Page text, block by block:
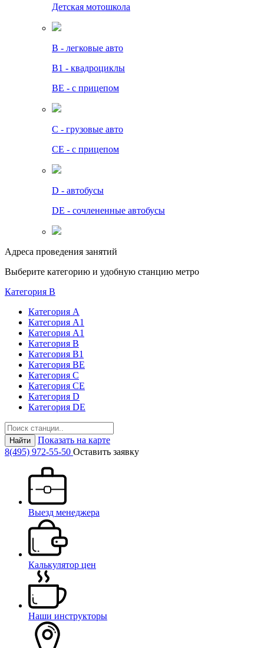
Детская мотошкола
B - легковые авто
В1 - квадроциклы
BE - с прицепом
C - грузовые авто
СЕ - с прицепом
D - автобусы
DE - сочлененные автобусы
Адреса проведения занятий
Выберите категорию и удобную станцию метро
Категория B
Категория А
Категория А1
Категория А1
Категория В
Категория В1
Категория BE
Категория С
Категория СЕ
Категория D
Категория DE
Найти
Показать на карте
8(495) 972-55-50 Оставить заявку
Выезд менеджера
Калькулятор цен
Наши инструкторы